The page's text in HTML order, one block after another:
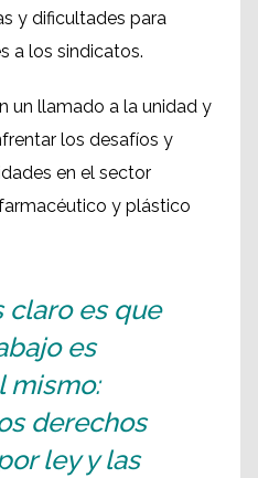
y dificultades para
a los sindicatos.
un llamado a la unidad y
los desafíos y
en el sector
y plástico
claro es que
es
mismo:
derechos
ley y las